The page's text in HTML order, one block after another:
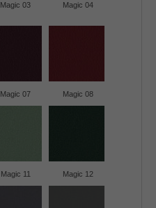
Magic 03 Magic 04
Magic 07 Magic 08
Magic 11 Magic 12